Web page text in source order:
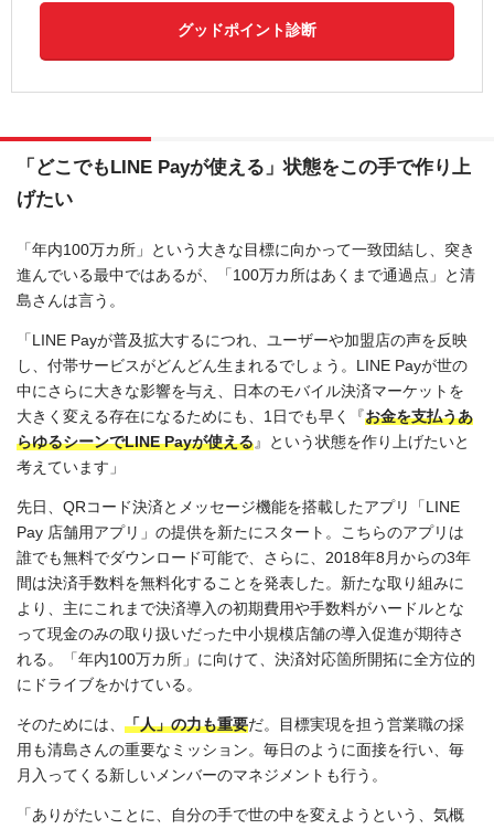
グッドポイント診断
「どこでもLINE Payが使える」状態をこの手で作り上
げたい
「年内100万カ所」という大きな目標に向かって一致団結し、突き
進んでいる最中ではあるが、「100万カ所はあくまで通過点」と清
島さんは言う。
「LINE Payが普及拡大するにつれ、ユーザーや加盟店の声を反映
し、付帯サービスがどんどん生まれるでしょう。LINE Payが世の
中にさらに大きな影響を与え、日本のモバイル決済マーケットを
大きく変える存在になるためにも、1日でも早く『お金を支払うあ
らゆるシーンでLINE Payが使える』という状態を作り上げたいと
考えています」
先日、QRコード決済とメッセージ機能を搭載したアプリ「LINE
Pay 店舗用アプリ」の提供を新たにスタート。こちらのアプリは
誰でも無料でダウンロード可能で、さらに、2018年8月からの3年
間は決済手数料を無料化することを発表した。新たな取り組みに
より、主にこれまで決済導入の初期費用や手数料がハードルとな
って現金のみの取り扱いだった中小規模店舗の導入促進が期待さ
れる。「年内100万カ所」に向けて、決済対応箇所開拓に全方位的
にドライブをかけている。
そのためには、 「人」の力も重要だ。目標実現を担う営業職の採
用も清島さんの重要なミッション。毎日のように面接を行い、毎
月入ってくる新しいメンバーのマネジメントも行う。
「ありがたいことに、自分の手で世の中を変えようという、気概